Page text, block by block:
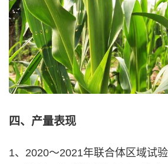
四、产量表现
1、2020～2021年联合体区域试